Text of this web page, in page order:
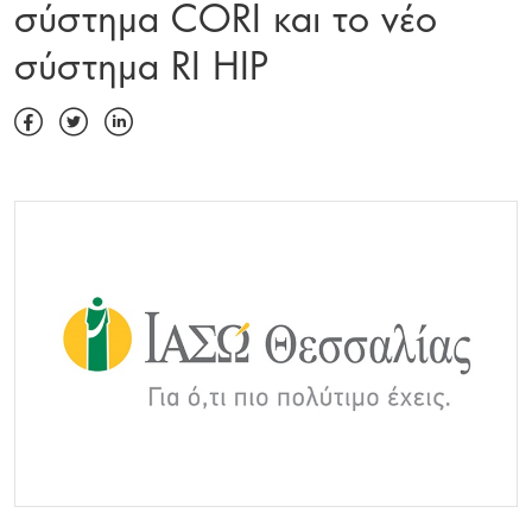
σύστημα CORI και το νέο
σύστημα RI HIP